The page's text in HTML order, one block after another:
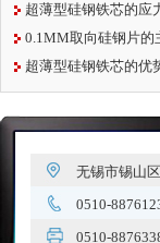
超薄型硅钢铁芯的应
0.1MM取向硅钢片
超薄型硅钢铁芯的优
无锡市锡山
0510-
0510-